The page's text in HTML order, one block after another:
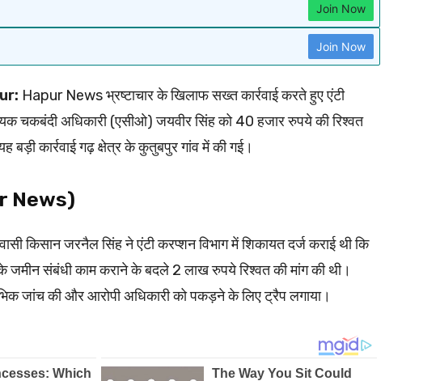
Join Now
Join Now
Hapur News भ्रष्टाचार के खिलाफ सख्त कार्रवाई करते हुए एंटी
चकबंदी अधिकारी (एसीओ) जयवीर सिंह को 40 हजार रुपये की रिश्वत
बड़ी कार्रवाई गढ़ क्षेत्र के कुतुबपुर गांव में की गई।
News)
किसान जरनैल सिंह ने एंटी करप्शन विभाग में शिकायत दर्ज कराई थी कि
जमीन संबंधी काम कराने के बदले 2 लाख रुपये रिश्वत की मांग की थी।
जांच की और आरोपी अधिकारी को पकड़ने के लिए ट्रैप लगाया।